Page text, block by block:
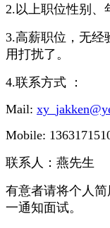
2.以上职位性别、
3.高薪职位，无经
用打扰了。
4.联系方式 ：
Mail:
Mobile:
联系人：燕先生
有意者请将个人
一通知面试。